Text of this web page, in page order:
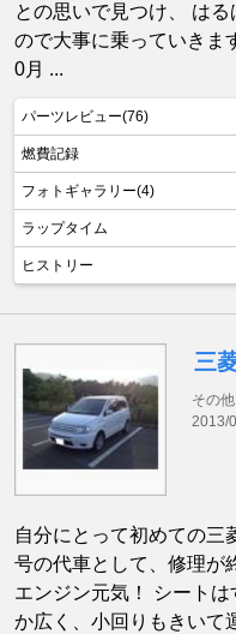
との思いで見つけ、 は
ので大事に乗っていきま
0月 ...
パーツレビュー(76)
燃費記録
フォトギャラリー(4)
ラップタイム
ヒストリー
三
その他
2013/
自分にとって初めての三
号の代車として、修理が
エンジン元気！ シート
か広く、小回りもきいて